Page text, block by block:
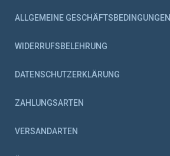
ALLGEMEINE GESCHÄFTSBEDINGUNGEN
WIDERRUFSBELEHRUNG
DATENSCHUTZERKLÄRUNG
ZAHLUNGSARTEN
VERSANDARTEN